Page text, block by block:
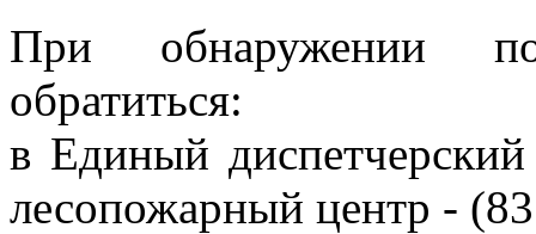
При обнаружении
обратиться:
в Единый
лесопожарный центр -